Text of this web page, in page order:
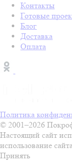
Контакты
Готовые
Блог
Доставка
Оплата
Политика
© 2001–2026
Настоящий сайт
использование
Принять